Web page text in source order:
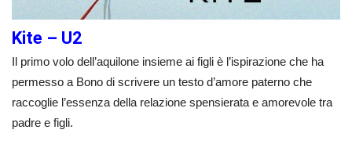
Kite – U2
Il primo volo dell’aquilone insieme ai figli è l’ispirazione che ha
permesso a Bono di scrivere un testo d’amore paterno che
raccoglie l’essenza della relazione spensierata e amorevole tra
padre e figli.